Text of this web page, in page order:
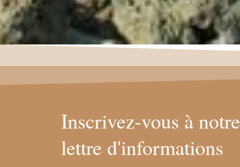
Inscrivez-vous à notre
lettre d'informations